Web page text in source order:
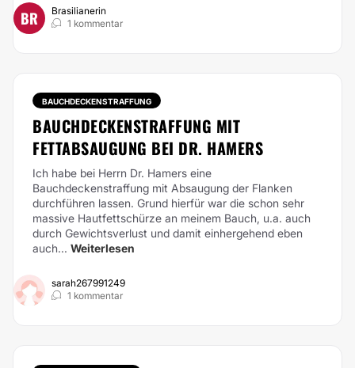
BR
Brasilianerin
1 kommentar
BAUCHDECKENSTRAFFUNG
BAUCHDECKENSTRAFFUNG MIT
FETTABSAUGUNG BEI DR. HAMERS
Ich habe bei Herrn Dr. Hamers eine
Bauchdeckenstraffung mit Absaugung der Flanken
durchführen lassen. Grund hierfür war die schon sehr
massive Hautfettschürze an meinem Bauch, u.a. auch
durch Gewichtsverlust und damit einhergehend eben
auch... Weiterlesen
sarah267991249
1 kommentar